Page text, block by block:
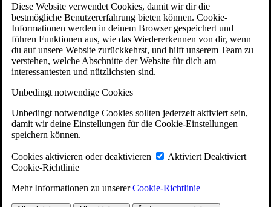
Diese Website verwendet Cookies, damit wir dir die
bestmögliche Benutzererfahrung bieten können. Cookie-
Informationen werden in deinem Browser gespeichert und
führen Funktionen aus, wie das Wiedererkennen von dir, wenn
du auf unsere Website zurückkehrst, und hilft unserem Team zu
verstehen, welche Abschnitte der Website für dich am
interessantesten und nützlichsten sind.
Unbedingt notwendige Cookies
Unbedingt notwendige Cookies sollten jederzeit aktiviert sein,
damit wir deine Einstellungen für die Cookie-Einstellungen
speichern können.
Cookies aktivieren oder deaktivieren Aktiviert Deaktiviert
Cookie-Richtlinie
Mehr Informationen zu unsererCookie-Richtlinie